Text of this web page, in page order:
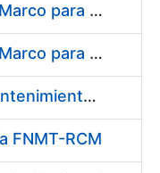
Contratación de Contrato Marco para el Suministro de Material de Fontanería y Repuestos de Aire Acondicionado, bienio 2018-2019
Contratación de Contrato Marco para el Suministro de Material de Ferretería, Bienio 2018-2019
Servicios de Soporte y Mantenimiento de Licencias de Software IBM para Fábrica Nacional de Moneda y Timbre-Real Casa de la Moneda (FNMT-RCM)
FNMT-RCM